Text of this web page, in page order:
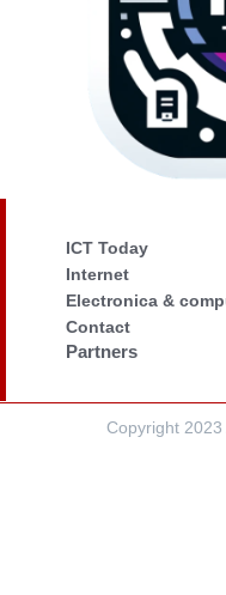
ICT Today
Internet
Electronica &
Contact
Partners
Copyright